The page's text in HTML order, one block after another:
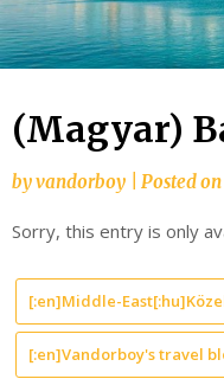
(Magyar)
byvandorboy Posted on
Sorry, this entry is only
[:en]Middle-
[:en]Vandorboy's travel